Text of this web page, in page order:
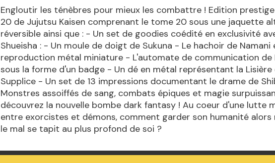
Engloutir les ténèbres pour mieux les combattre ! Edition
20 de Jujutsu Kaisen comprenant le tome 20 sous une jaquette
réversible ainsi que : - Un set de goodies coédité en exclusivité
Shueisha : - Un moule de doigt de Sukuna - Le hachoir de Namani
reproduction métal miniature - L'automate de communication de
sous la forme d'un badge - Un dé en métal représentant la Lisière
Supplice - Un set de 13 impressions documentant le drame de
Monstres assoiffés de sang, combats épiques et magie
découvrez la nouvelle bombe dark fantasy ! Au coeur d'une lutte
entre exorcistes et démons, comment garder son humanité alors
le mal se tapit au plus profond de soi ?